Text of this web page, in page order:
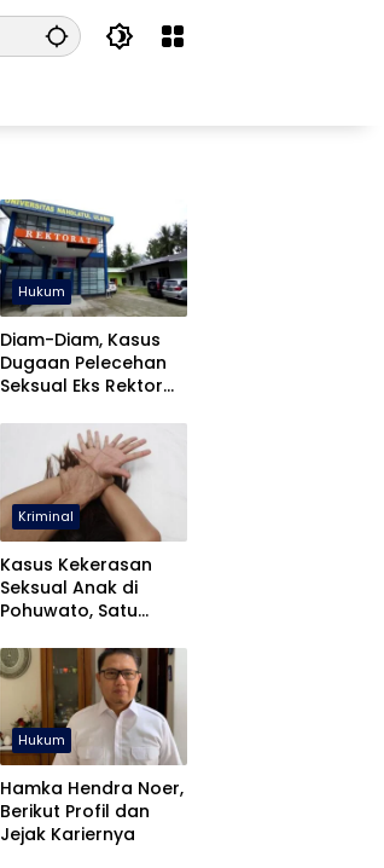
Hukum
Diam-Diam, Kasus
Dugaan Pelecehan
Seksual Eks Rektor
Kriminal
Kasus Kekerasan
Seksual Anak di
Pohuwato, Satu
Hukum
Hamka Hendra Noer,
Berikut Profil dan
Jejak Kariernya